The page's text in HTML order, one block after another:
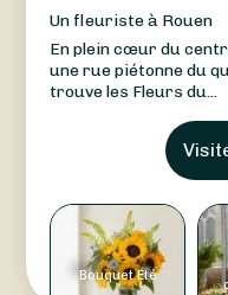
Un fleuriste à Rouen
En plein cœur du
une rue piétonne du
trouve les Fleurs du...
Bouquet Été